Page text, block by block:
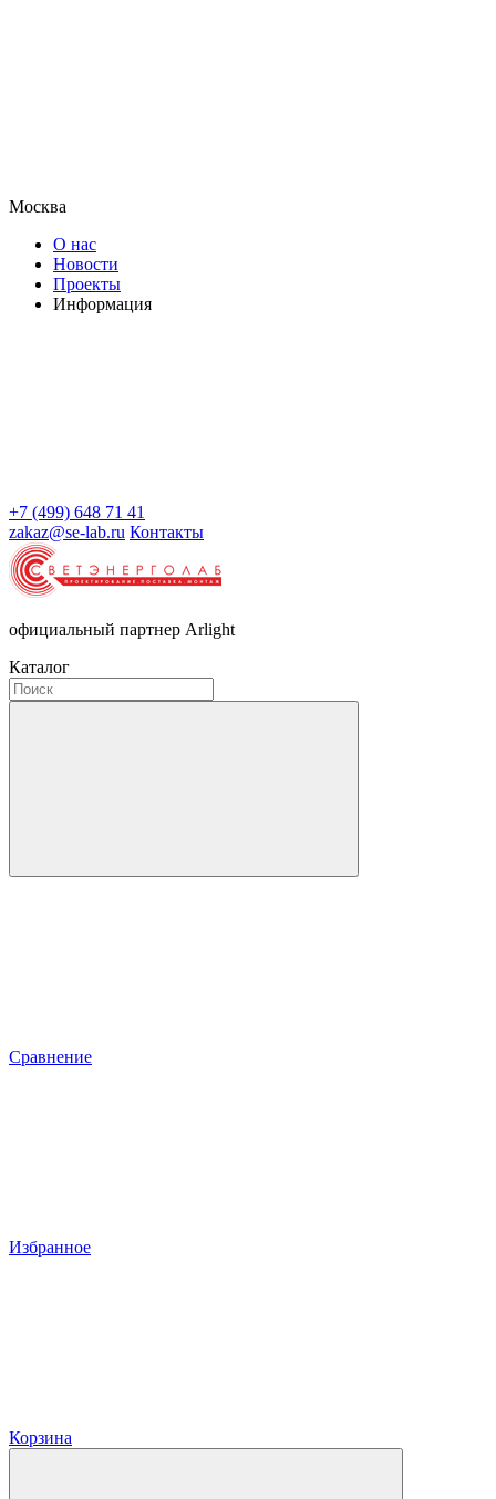
Москва
О нас
Новости
Проекты
Информация
+7 (499) 648 71 41
zakaz@se-lab.ru Контакты
официальный партнер Arlight
Каталог
Сравнение
Избранное
Корзина